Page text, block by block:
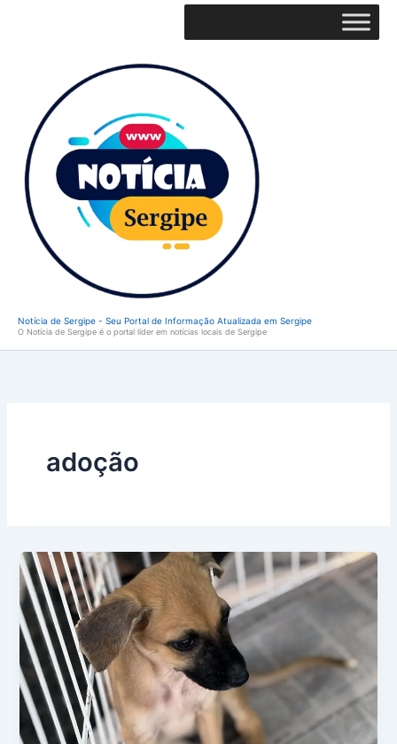
Notícia de Sergipe - Seu Portal de Informação Atualizada em Sergipe
O Notícia de Sergipe é o portal líder em notícias locais de Sergipe
adoção